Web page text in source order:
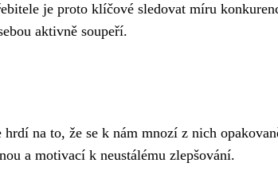
je proto klíčové sledovat míru
aktivně soupeří.
na to, že se k nám mnozí z nich
a motivací k neustálému zlepšování.